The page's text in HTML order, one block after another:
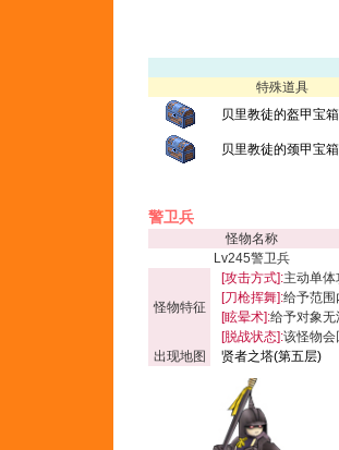
特殊道具
贝里教徒的盔甲宝
贝里教徒的颈甲宝
警卫兵
怪物名称
Lv245警卫兵
怪物特征
[攻击方式]:主动单体
[刀枪挥舞]:给予范
[眩晕术]:给予对象
[脱战状态]:该怪物会
出现地图
贤者之塔(第五层)